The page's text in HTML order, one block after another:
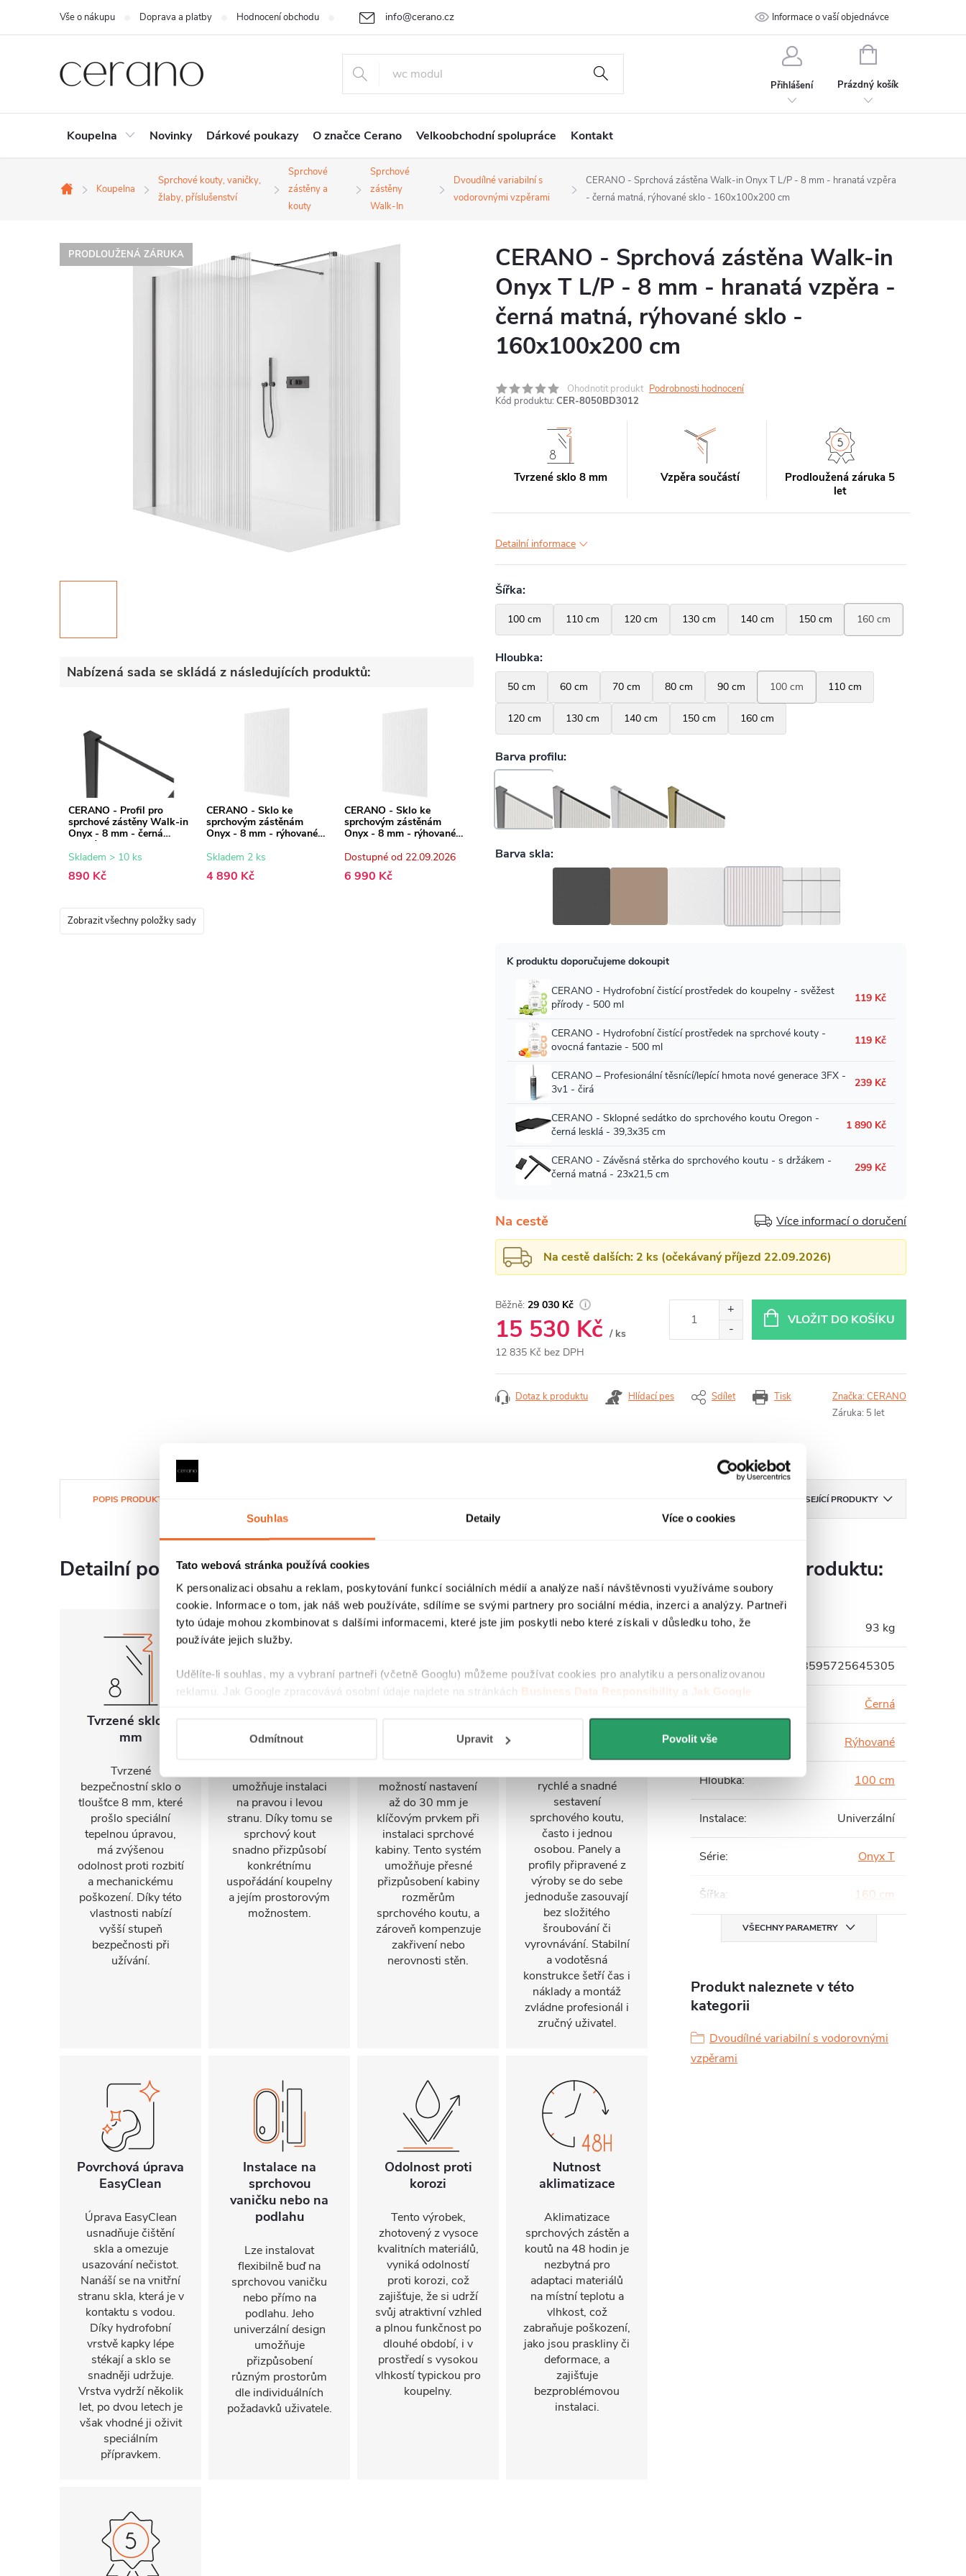
Souhlas Detaily Více o cookies
Tato webová stránka používá cookies
K personalizaci obsahu a reklam, poskytování funkcí sociálních médií a analýze naší návštěvnosti využíváme soubory
cookie. Informace o tom, jak náš web používáte, sdílíme se svými partnery pro sociální média, inzerci a analýzy. Partneři
tyto údaje mohou zkombinovat s dalšími informacemi, které jste jim poskytli nebo které získali v důsledku toho, že
používáte jejich služby.
Udělíte-li souhlas, my a vybraní partneři (včetně Googlu) můžeme používat cookies pro analytiku a personalizovanou
reklamu. Jak Google zpracovává osobní údaje najdete na stránkách Business Data Responsibility a Jak Google
Odmítnout Upravit Povolit vše
+420 226 400 232
info@cerano.cz
Vše o nákupu Doprava a platby Hodnocení obchodu Cenová nabídka na míru Ochrana osobních údajů Kontakt
Informace o vaší objednávce
Přihlášení
NÁKUPNÍ
Prázdný košík
Koupelna Novinky Dárkové poukazy O značce Cerano Velkoobchodní spolupráce Kontakt
Domů
Koupelna
Sprchové kouty, vaničky,
žlaby, příslušenství
Sprchové
zástěny a
kouty
Sprchové
zástěny
Walk-In
Dvoudílné variabilní s
vodorovnými vzpěrami
CERANO - Sprchová zástěna Walk-in Onyx T L/P - 8 mm - hranatá vzpěra
- černá matná, rýhované sklo - 160x100x200 cm
PRODLOUŽENÁ ZÁRUKA
Nabízená sada se skládá z následujících produktů:
CERANO - Profil pro
sprchové zástěny Walk-in
Onyx - 8 mm - černá
matná - 15 mm
Skladem > 10 ks
890 Kč
CERANO - Sklo ke
sprchovým zástěnám
Onyx - 8 mm - rýhované
Skladem 2 ks
4 890 Kč
CERANO - Sklo ke
sprchovým zástěnám
Onyx - 8 mm - rýhované
Dostupné od 22.09.2026
6 990 Kč
Zobrazit všechny položky sady
CERANO - Sprchová zástěna Walk-in
Onyx T L/P - 8 mm - hranatá vzpěra -
černá matná, rýhované sklo -
160x100x200 cm
Ohodnotit produkt Podrobnosti hodnocení
Kód produktu: CER-8050BD3012
Tvrzené sklo 8 mm Vzpěra součástí
Prodloužená záruka 5
let
Detailní informace
Na cestě Více informací o doručení
Na cestě dalších: 2 ks (očekávaný příjezd 22.09.2026)
29 030 Kč
15 530 Kč / ks
12 835 Kč bez DPH
VLOŽIT DO KOŠÍKU
Tisk
Dotaz k produktu Hlídací pes Sdílet Značka:CERANO
Záruka: 5 let
POPIS PRODUKTU SOUVISEJÍCÍ PRODUKTY
Detailní popis produktu
Tvrzené sklo 8
mm
Tvrzené
bezpečnostní sklo o
tloušťce 8 mm, které
prošlo speciální
tepelnou úpravou,
má zvýšenou
odolnost proti rozbití
a mechanickému
poškození. Díky této
vlastnosti nabízí
vyšší stupeň
bezpečnosti při
užívání.
montáž
umožňuje instalaci
na pravou i levou
stranu. Díky tomu se
sprchový kout
snadno přizpůsobí
konkrétnímu
uspořádání koupelny
a jejím prostorovým
možnostem.
stěnový profil
možností nastavení
až do 30 mm je
klíčovým prvkem při
instalaci sprchové
kabiny. Tento systém
umožňuje přesné
přizpůsobení kabiny
rozměrům
sprchového koutu, a
zároveň kompenzuje
zakřivení nebo
nerovnosti stěn.
FastInstall
FastInstall je
rychlé a snadné
sestavení
sprchového koutu,
často i jednou
osobou. Panely a
profily připravené z
výroby se do sebe
jednoduše zasouvají
bez složitého
šroubování či
vyrovnávání. Stabilní
a vodotěsná
konstrukce šetří čas i
náklady a montáž
zvládne profesionál i
zručný uživatel.
Povrchová úprava
EasyClean
Úprava EasyClean
usnadňuje čištění
skla a omezuje
usazování nečistot.
Nanáší se na vnitřní
stranu skla, která je v
kontaktu s vodou.
Díky hydrofobní
vrstvě kapky lépe
stékají a sklo se
snadněji udržuje.
Vrstva vydrží několik
let, po dvou letech je
však vhodné ji oživit
speciálním
přípravkem.
Instalace na
sprchovou
vaničku nebo na
podlahu
Lze instalovat
flexibilně buď na
sprchovou vaničku
nebo přímo na
podlahu. Jeho
univerzální design
umožňuje
přizpůsobení
různým prostorům
dle individuálních
požadavků uživatele.
Odolnost proti
korozi
Tento výrobek,
zhotovený z vysoce
kvalitních materiálů,
vyniká odolností
proti korozi, což
zajišťuje, že si udrží
svůj atraktivní vzhled
a plnou funkčnost po
dlouhé období, i v
prostředí s vysokou
vlhkostí typickou pro
koupelny.
Nutnost
aklimatizace
Aklimatizace
sprchových zástěn a
koutů na 48 hodin je
nezbytná pro
adaptaci materiálů
na místní teplotu a
vlhkost, což
zabraňuje poškození,
jako jsou praskliny či
deformace, a
zajišťuje
bezproblémovou
instalaci.
Parametry produktu:
Hmotnost 93 kg
EAN 8595725645305
Černá
Barva skla Rýhované
Hloubka: 100 cm
Instalace: Univerzální
Série: Onyx T
Šířka: 160 cm
VŠECHNY PARAMETRY
Produkt naleznete v této
kategorii
Dvoudílné variabilní s vodorovnými
vzpěrami